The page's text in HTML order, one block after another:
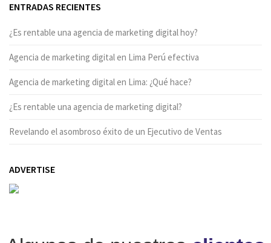
ENTRADAS RECIENTES
¿Es rentable una agencia de marketing digital hoy?
Agencia de marketing digital en Lima Perú efectiva
Agencia de marketing digital en Lima: ¿Qué hace?
¿Es rentable una agencia de marketing digital?
Revelando el asombroso éxito de un Ejecutivo de Ventas
ADVERTISE